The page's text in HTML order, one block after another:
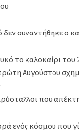
δεν συναντήθηκε ο
το καλοκαίρι του
Αυγούστου
που
ενός κόσμου που